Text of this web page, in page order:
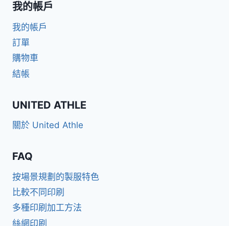
我的帳戶
我的帳戶
訂單
購物車
結帳
UNITED ATHLE
關於 United Athle
FAQ
按場景規劃的製服特色
比較不同印刷
多種印刷加工方法
絲網印刷